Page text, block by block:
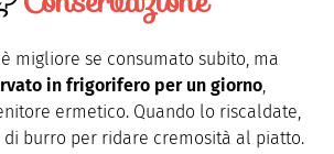
migliore se consumato subito, ma
in frigorifero per un giorno,
ermetico. Quando lo riscaldate,
di burro per ridare cremosità al piatto.